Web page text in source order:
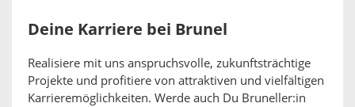
Deine Karriere bei Brunel
Realisiere mit uns anspruchsvolle, zukunftsträchtige
Projekte und profitiere von attraktiven und vielfältigen
Karrieremöglichkeiten. Werde auch Du Bruneller:in